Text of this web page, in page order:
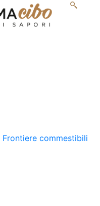
Frontiere commestibili